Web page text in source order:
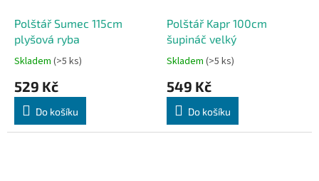
Polštář Sumec 115cm
plyšová ryba
Skladem (>5 ks)
529 Kč
Do košíku
Polštář Kapr 100cm
šupináč velký
Skladem (>5 ks)
549 Kč
Do košíku